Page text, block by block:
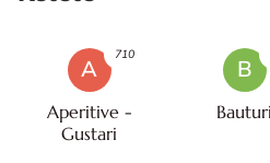
A
Aperitive -
Gustari
710
B
Bauturi